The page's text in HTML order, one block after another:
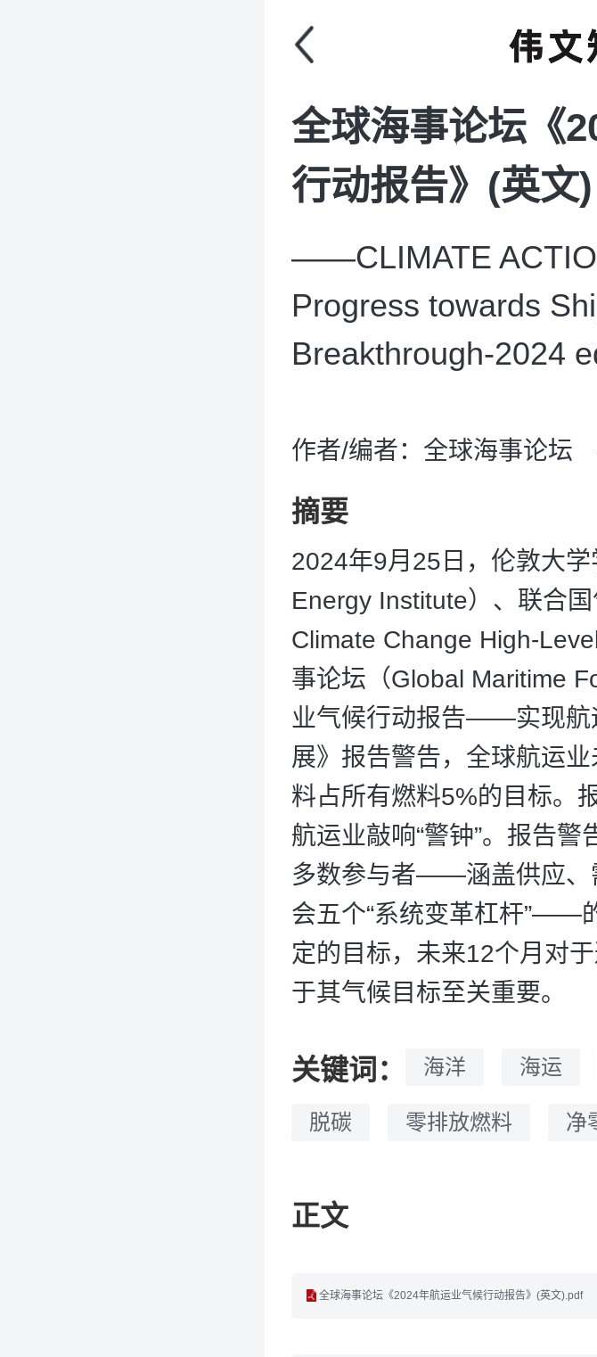
全球海事论坛《
行动报告》(英文)
——CLIMATE
Progress towards
Breakthrough-2024
作者/编者：全球海事论坛
摘要
2024年9月25日，伦敦大
Energy Institute）、联合
Climate Change High-
事论坛（Global Maritime
业气候行动报告——实现航
展》报告警告，全球航运
料占所有燃料5%的目标。
航运业敲响“警钟”。报告
多数参与者——涵盖供应、
会五个“系统变革杠杆”——
定的目标，未来12个月对
于其气候目标至关重要。
关键词： 海洋 海运
脱碳 零排放燃料 净
正文
全球海事论坛《2024年航运业气候行动报告》(英文).pdf